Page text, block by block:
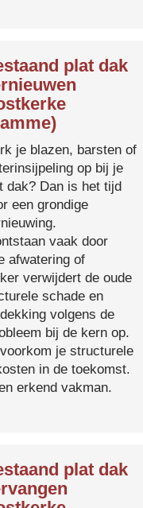
plat dak
je blazen, barsten of
op bij je
dak? Dan is het tijd
een grondige
vaak door
afwatering of
verwijdert de oude
schade en
volgens de
bij de kern op.
je structurele
in de toekomst.
erkend vakman.
plat dak